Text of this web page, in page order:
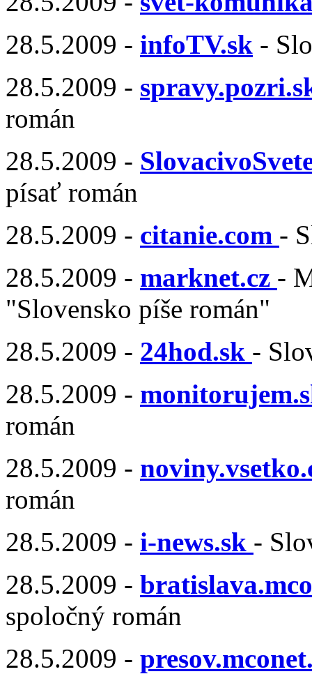
28.5.2009 - infoTV.sk -
28.5.2009 -
román
28.5.2009 -
písať román
28.5.2009 - citanie.com -
28.5.2009 - marknet.cz -
"Slovensko píše román"
28.5.2009 - 24hod.sk -
28.5.2009 -
román
28.5.2009 -
román
28.5.2009 - i-news.sk -
28.5.2009 -
spoločný román
28.5.2009 -